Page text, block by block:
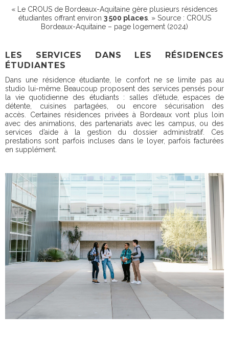
« Le CROUS de Bordeaux-Aquitaine gère plusieurs résidences
étudiantes offrant environ 3 500 places. » Source : CROUS
Bordeaux-Aquitaine – page logement (2024)
LES SERVICES DANS LES RÉSIDENCES
ÉTUDIANTES
Dans une résidence étudiante, le confort ne se limite pas au
studio lui-même. Beaucoup proposent des services pensés pour
la vie quotidienne des étudiants : salles d’étude, espaces de
détente, cuisines partagées, ou encore sécurisation des
accès. Certaines résidences privées à Bordeaux vont plus loin
avec des animations, des partenariats avec les campus, ou des
services d’aide à la gestion du dossier administratif. Ces
prestations sont parfois incluses dans le loyer, parfois facturées
en supplément.